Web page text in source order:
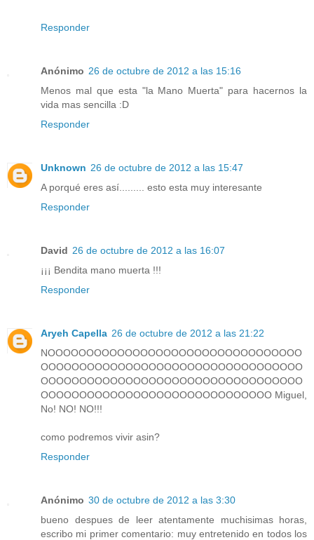
Responder
Anónimo 26 de octubre de 2012 a las 15:16
Menos mal que esta "la Mano Muerta" para hacernos la
vida mas sencilla :D
Responder
Unknown 26 de octubre de 2012 a las 15:47
A porqué eres así......... esto esta muy interesante
Responder
David 26 de octubre de 2012 a las 16:07
¡¡¡ Bendita mano muerta !!!
Responder
Aryeh Capella 26 de octubre de 2012 a las 21:22
NOOOOOOOOOOOOOOOOOOOOOOOOOOOOOOOOO
OOOOOOOOOOOOOOOOOOOOOOOOOOOOOOOOOO
OOOOOOOOOOOOOOOOOOOOOOOOOOOOOOOOOO
OOOOOOOOOOOOOOOOOOOOOOOOOOOOOO Miguel,
No! NO! NO!!!
como podremos vivir asin?
Responder
Anónimo 30 de octubre de 2012 a las 3:30
bueno despues de leer atentamente muchisimas horas,
escribo mi primer comentario: muy entretenido en todos los